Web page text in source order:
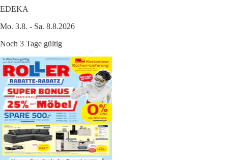
EDEKA
Mo. 3.8. - Sa. 8.8.2026
Noch 3 Tage gültig